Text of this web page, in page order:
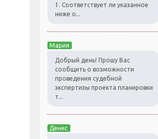
1. Соответствует ли указанное
ниже о...
Мария
Добрый день! Прошу Вас
сообщить о возможности
проведения судебной
экспертизы проекта планировки
т...
Денис